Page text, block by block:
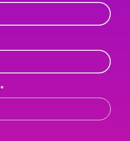
*